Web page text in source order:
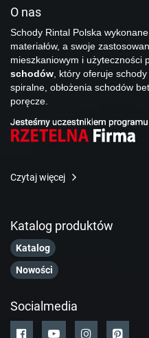
O nas
Schody Rintal Polska
materiałów, a swoje
mieszkaniowym i użyteczności
schodów , który oferuje
spiralne, obłożenia schodów
poręcze.
Czytaj więcej
Katalog produktów
Katalog
Nowości
Socialmedia